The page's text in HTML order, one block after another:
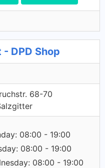
DPD Shop
68-70
08:00 - 19:00
08:00 - 19:00
08:00 - 19:00